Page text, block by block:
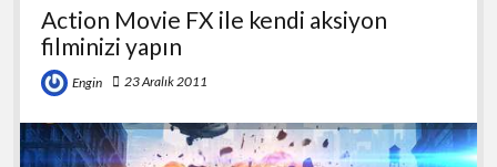
twitterfacebook
Action Movie FX ile kendi aksiyon
filminizi yapın
Engin 23 Aralık 2011